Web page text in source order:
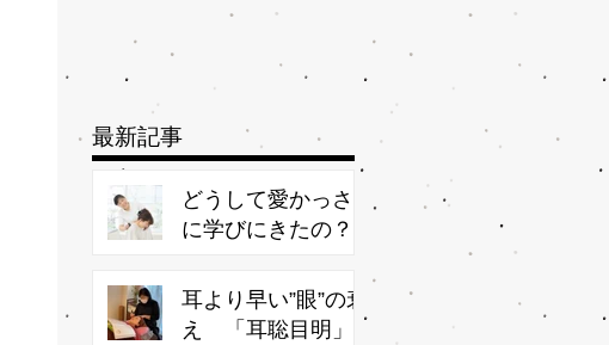
最新記事
どうして愛かっさ
に学びにきたの？
耳より早い”眼”の衰
え 「耳聡目明」